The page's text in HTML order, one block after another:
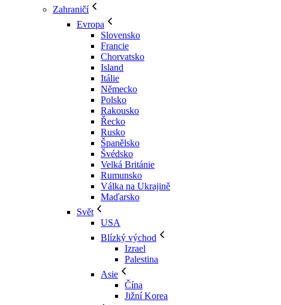
Zahraničí
Evropa
Slovensko
Francie
Chorvatsko
Island
Itálie
Německo
Polsko
Rakousko
Řecko
Rusko
Španělsko
Švédsko
Velká Británie
Rumunsko
Válka na Ukrajině
Maďarsko
Svět
USA
Blízký východ
Izrael
Palestina
Asie
Čína
Jižní Korea